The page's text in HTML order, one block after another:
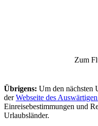
Zum
Übrigens: Um den nächsten
derWebseite des
Einreisebestimmungen und
Urlaubsländer.